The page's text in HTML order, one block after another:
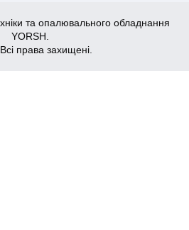
та опалювального обладнання
YORSH.
права захищені.